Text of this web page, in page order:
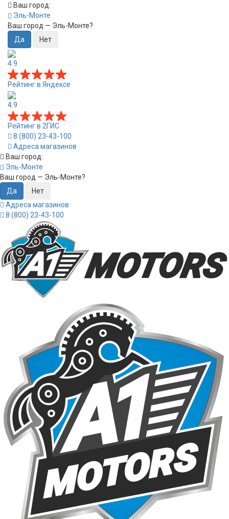
Ваш город:
Эль-Монте
Ваш город — Эль-Монте?
4.9
Рейтинг в Яндексе
4.9
Рейтинг в 2ГИС
8 (800) 23-43-100
Адреса магазинов
Ваш город:
Эль-Монте
Ваш город — Эль-Монте?
Адреса магазинов
8 (800) 23-43-100